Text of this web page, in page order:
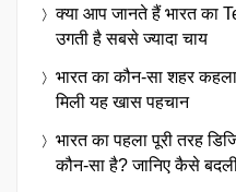
क्या आप जानते हैं भारत का
उगती है सबसे ज्यादा चाय
भारत का कौन-सा शहर
मिली यह खास पहचान
भारत का पहला पूरी तरह
कौन-सा है? जानिए कैसे